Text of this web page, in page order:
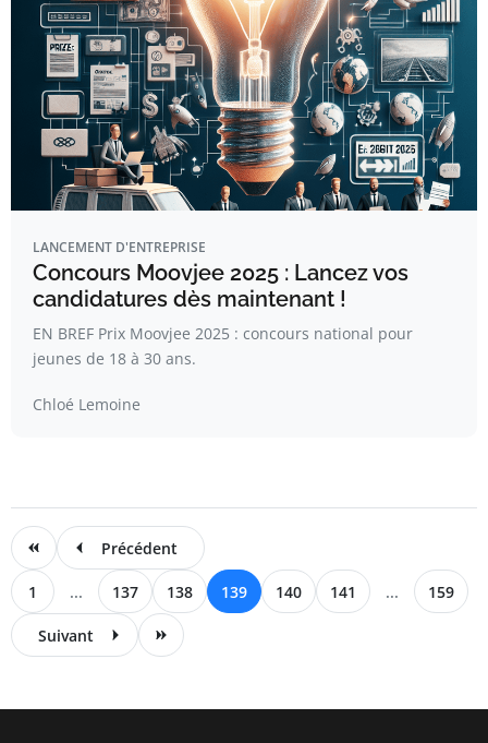
LANCEMENT D'ENTREPRISE
Concours Moovjee 2025 : Lancez vos
candidatures dès maintenant !
EN BREF Prix Moovjee 2025 : concours national pour
jeunes de 18 à 30 ans.
Chloé Lemoine
Précédent
1 ... 137 138 139 140 141 ... 159
Suivant